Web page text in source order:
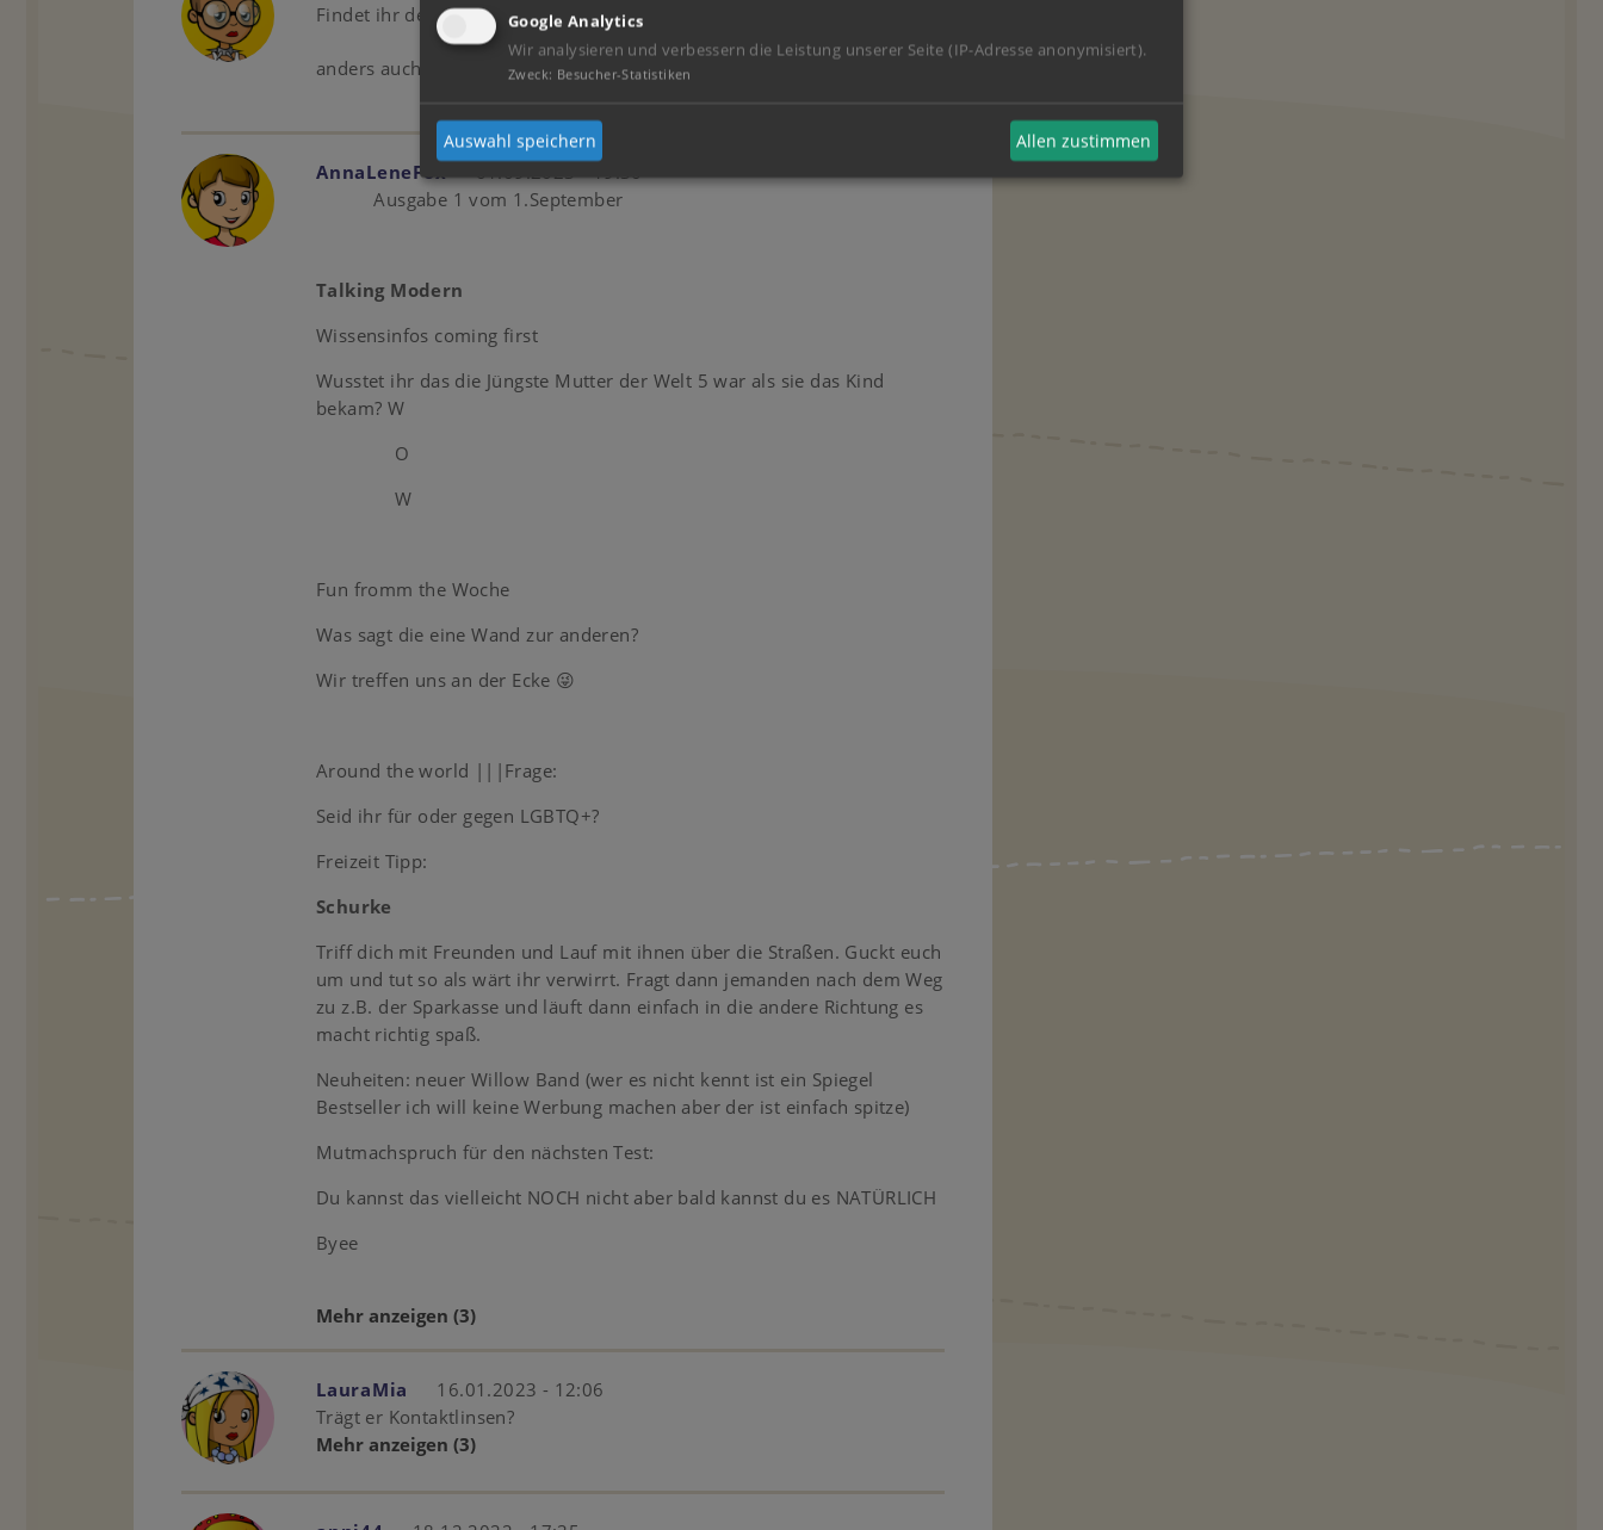
Findet ihr den schauschpieler von graf falko aus bibi und tina einfach
anders auch so toll? Ich bin ein bisschen verliebt in den
AnnaLeneFox
01.09.2023 - 19:30
Ausgabe 1 vom 1.September
Talking Modern
Wissensinfos coming first
Wusstet ihr das die Jüngste Mutter der Welt 5 war als sie das Kind
bekam? W
O
W
Fun fromm the Woche
Was sagt die eine Wand zur anderen?
Wir treffen uns an der Ecke 😜
Around the world |||Frage:
Seid ihr für oder gegen LGBTQ+?
Freizeit Tipp:
Schurke
Triff dich mit Freunden und Lauf mit ihnen über die Straßen. Guckt euch
um und tut so als wärt ihr verwirrt. Fragt dann jemanden nach dem Weg
zu z.B. der Sparkasse und läuft dann einfach in die andere Richtung es
macht richtig spaß.
Neuheiten: neuer Willow Band (wer es nicht kennt ist ein Spiegel
Bestseller ich will keine Werbung machen aber der ist einfach spitze)
Mutmachspruch für den nächsten Test:
Du kannst das vielleicht NOCH nicht aber bald kannst du es NATÜRLICH
Byee
Mehr anzeigen (3)
LauraMia
16.01.2023 - 12:06
Trägt er Kontaktlinsen?
Mehr anzeigen (3)
Google Analytics
Wir analysieren und verbessern die Leistung unserer Seite (IP-Adresse anonymisiert).
Zweck: Besucher-Statistiken
Auswahl speichern Allen zustimmen